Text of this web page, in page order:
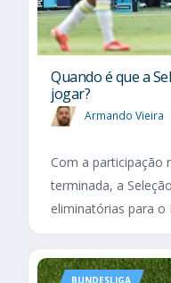
Quando é que a
jogar?
Armando Vieira
Com a participação
terminada, a
eliminatórias para o
BUNDESLIGA